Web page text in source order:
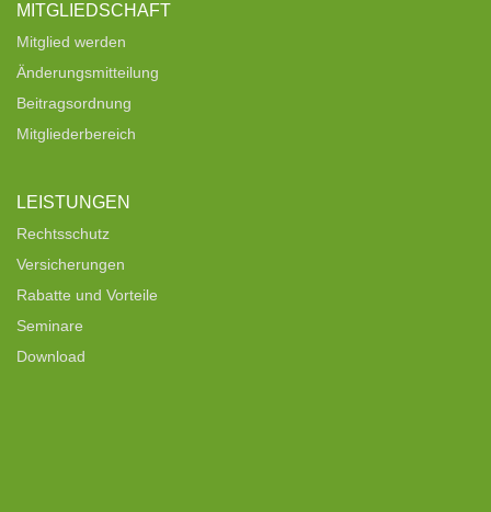
MITGLIEDSCHAFT
Mitglied werden
Änderungsmitteilung
Beitragsordnung
Mitgliederbereich
LEISTUNGEN
Rechtsschutz
Versicherungen
Rabatte und Vorteile
Seminare
Download